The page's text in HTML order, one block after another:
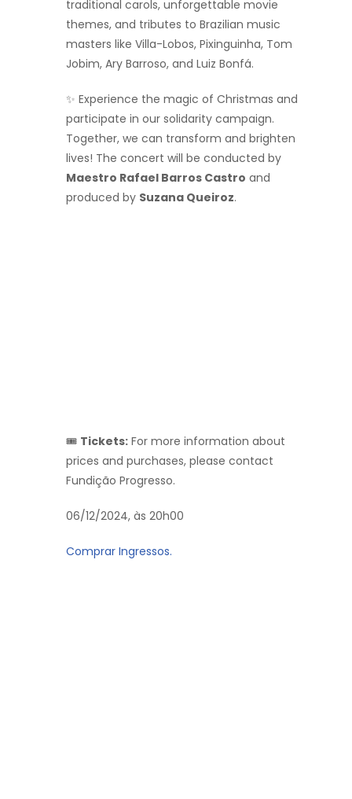
traditional carols, unforgettable movie
themes, and tributes to Brazilian music
masters like Villa-Lobos, Pixinguinha, Tom
Jobim, Ary Barroso, and Luiz Bonfá.
✨ Experience the magic of Christmas and
participate in our solidarity campaign.
Together, we can transform and brighten
lives! The concert will be conducted by
Maestro Rafael Barros Castro and
produced by Suzana Queiroz.
🎟️ Tickets: For more information about
prices and purchases, please contact
Fundição Progresso.
06/12/2024, às 20h00
Comprar Ingressos.